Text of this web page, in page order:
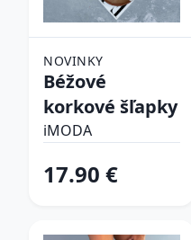
NOVINKY
Béžové
korkové šľapky
iMODA
17.90 €